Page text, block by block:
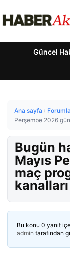
Güncel
Ana sayfa ›
Perşembe 2026
Bugün
Mayıs
maç
kanalları
Bu konu 0 yanıt
admin tarafından